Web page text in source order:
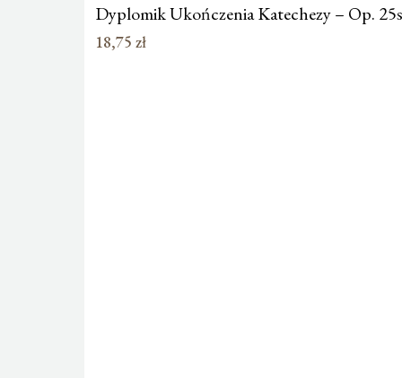
Dyplomik Ukończenia Katechezy – Op.
18,75 zł